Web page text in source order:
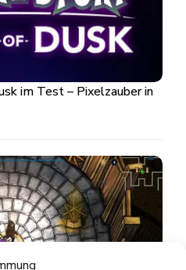
im Test – Pixelzauber in